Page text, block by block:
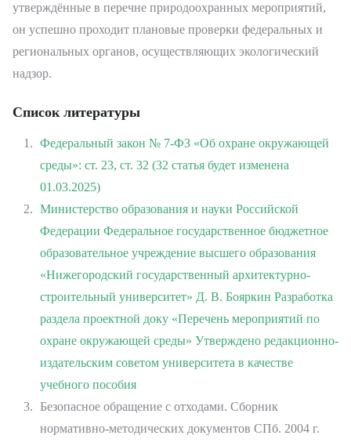
утверждённые в перечне природоохранных мероприятий,
он успешно проходит плановые проверки федеральных и
региональных органов, осуществляющих экологический
надзор.
Список литературы
Федеральный закон № 7-ФЗ «Об охране окружающей
среды»: ст. 23, ст. 32 (32 статья будет изменена
01.03.2025)
Министерство образования и науки Российской
Федерации Федеральное государственное бюджетное
образовательное учреждение высшего образования
«Нижегородский государственный архитектурно-
строительный университет» Д. В. Бояркин Разработка
раздела проектной доку «Перечень мероприятий по
охране окружающей среды» Утверждено редакционно-
издательским советом университета в качестве
учебного пособия
Безопасное обращение с отходами. Сборник
нормативно-методических документов СПб. 2004 г.